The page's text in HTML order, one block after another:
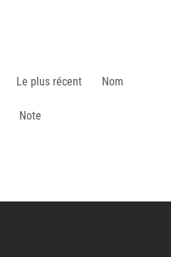
Le plus récent Nom
Note